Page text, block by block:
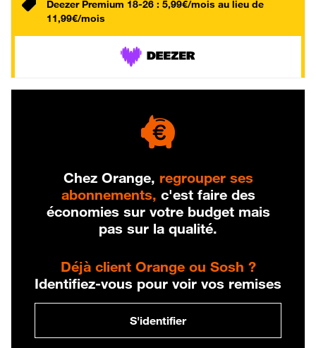
Deezer Premium 18-26 : 5,99€/mois au lieu de
11,99€/mois
Chez Orange, regrouper ses
abonnements, c'est faire des
économies sur votre budget mais
pas sur la qualité.
Déjà client Orange ou Sosh ?
Identifiez-vous pour voir vos remises
S'identifier